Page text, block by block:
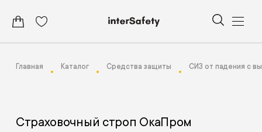
Главная Каталог Средства защиты СИЗ от падения с
Страховочный строп ОкаПром